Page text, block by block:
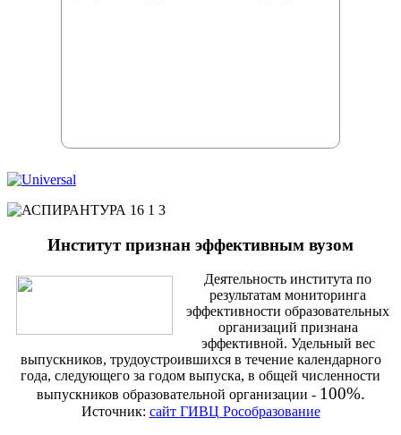
Институт признан эффективным вузом
Деятельность института по
результатам мониторинга
эффективности образовательных
организаций признана
эффективной. Удельный вес
выпускников, трудоустроившихся в течение календарного
года, следующего за годом выпуска, в общей численности
выпускников образовательной организации - 100%.
Источник: сайт ГИВЦ Рособразование